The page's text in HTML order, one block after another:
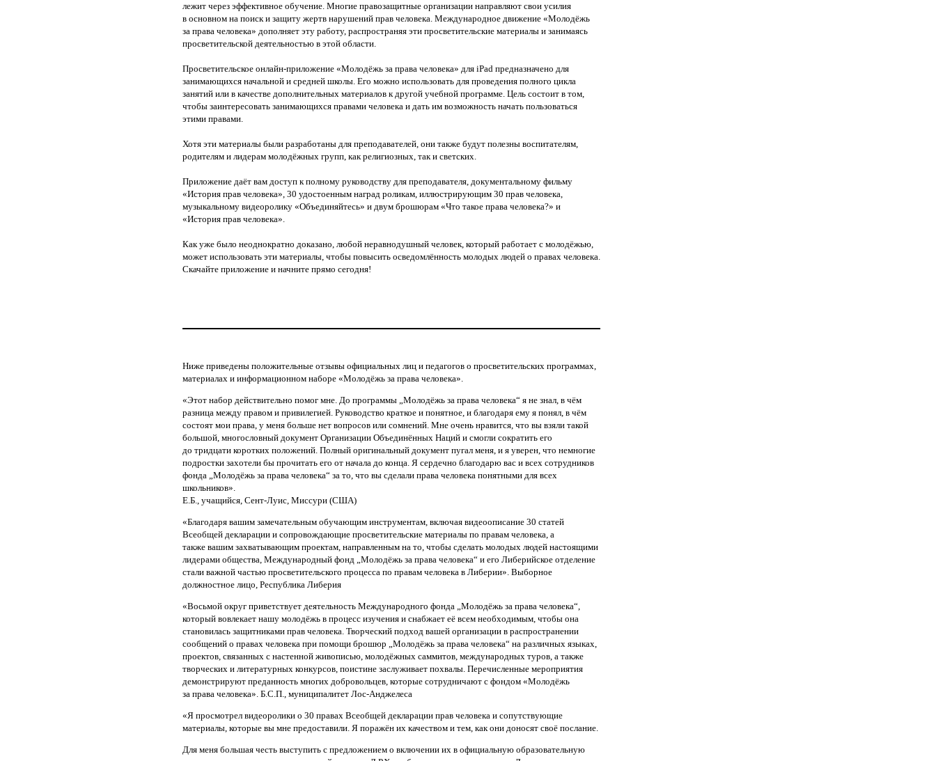
лежит через эффективное обучение. Многие правозащитные организации направляют свои усилия
в основном на поиск и защиту жертв нарушений прав человека. Международное движение «Молодёжь
за права человека» дополняет эту работу, распространяя эти просветительские материалы и занимаясь
просветительской деятельностью в этой области.
Просветительское онлайн-приложение «Молодёжь за права человека» для iPad предназначено для
занимающихся начальной и средней школы. Его можно использовать для проведения полного цикла
занятий или в качестве дополнительных материалов к другой учебной программе. Цель состоит в том,
чтобы заинтересовать занимающихся правами человека и дать им возможность начать пользоваться
этими правами.
Хотя эти материалы были разработаны для преподавателей, они также будут полезны воспитателям,
родителям и лидерам молодёжных групп, как религиозных, так и светских.
Приложение даёт вам доступ к полному руководству для преподавателя, документальному фильму
«История прав человека», 30 удостоенным наград роликам, иллюстрирующим 30 прав человека,
музыкальному видеоролику «Объединяйтесь» и двум брошюрам «Что такое права человека?» и
«История прав человека».
Как уже было неоднократно доказано, любой неравнодушный человек, который работает с молодёжью,
может использовать эти материалы, чтобы повысить осведомлённость молодых людей о правах человека.
Скачайте приложение и начните прямо сегодня!
Ниже приведены положительные отзывы официальных лиц и педагогов о просветительских программах,
материалах и информационном наборе «Молодёжь за права человека».
«Этот набор действительно помог мне. До программы „Молодёжь за права человека“ я не знал, в чём
разница между правом и привилегией. Руководство краткое и понятное, и благодаря ему я понял, в чём
состоят мои права, у меня больше нет вопросов или сомнений. Мне очень нравится, что вы взяли такой
большой, многословный документ Организации Объединённых Наций и смогли сократить его
до тридцати коротких положений. Полный оригинальный документ пугал меня, и я уверен, что немногие
подростки захотели бы прочитать его от начала до конца. Я сердечно благодарю вас и всех сотрудников
фонда „Молодёжь за права человека“ за то, что вы сделали права человека понятными для всех
школьников».
Е.Б., учащийся, Сент-Луис, Миссури (США)
«Благодаря вашим замечательным обучающим инструментам, включая видеоописание 30 статей
Всеобщей декларации и сопровождающие просветительские материалы по правам человека, а
также вашим захватывающим проектам, направленным на то, чтобы сделать молодых людей настоящими
лидерами общества, Международный фонд „Молодёжь за права человека“ и его Либерийское отделение
стали важной частью просветительского процесса по правам человека в Либерии». Выборное
должностное лицо, Республика Либерия
«Восьмой округ приветствует деятельность Международного фонда „Молодёжь за права человека“,
который вовлекает нашу молодёжь в процесс изучения и снабжает её всем необходимым, чтобы она
становилась защитниками прав человека. Творческий подход вашей организации в распространении
сообщений о правах человека при помощи брошюр „Молодёжь за права человека“ на различных языках,
проектов, связанных с настенной живописью, молодёжных саммитов, международных туров, а также
творческих и литературных конкурсов, поистине заслуживает похвалы. Перечисленные мероприятия
демонстрируют преданность многих добровольцев, которые сотрудничают с фондом «Молодёжь
за права человека». Б.С.П., муниципалитет Лос-Анджелеса
«Я просмотрел видеоролики о 30 правах Всеобщей декларации прав человека и сопутствующие
материалы, которые вы мне предоставили. Я поражён их качеством и тем, как они доносят своё послание.
Для меня большая честь выступить с предложением о включении их в официальную образовательную